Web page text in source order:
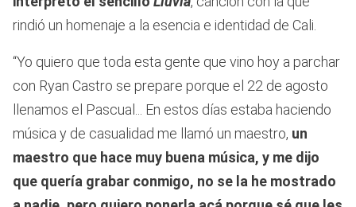
rindió un homenaje a la esencia e identidad de Cali.
“Yo quiero que toda esta gente que vino hoy a parchar
con Ryan Castro se prepare porque el 22 de agosto
llenamos el Pascual... En estos días estaba haciendo
música y de casualidad me llamó un maestro, un
maestro que hace muy buena música, y me dijo
que quería grabar conmigo, no se la he mostrado